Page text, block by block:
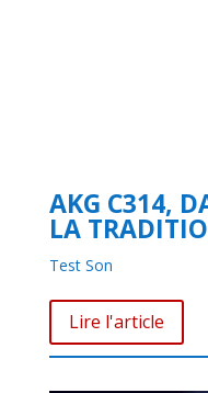
AKG C314,
LA
Test Son
Lire l'article